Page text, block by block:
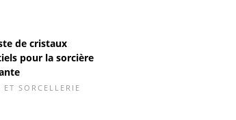
de cristaux
pour la sorcière
ET SORCELLERIE